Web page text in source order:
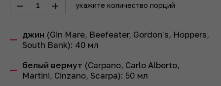
1 укажите количество порций
джин (Gin Mare, Beefeater, Gordon's, Hoppers,
South Bank): 40 мл
белый вермут (Carpano, Carlo Alberto,
Martini, Cinzano, Scarpa): 50 мл